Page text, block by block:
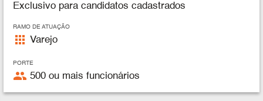
Exclusivo para candidatos cadastrados
RAMO DE ATUAÇÃO
apps Varejo
PORTE
people 500 ou mais funcionários